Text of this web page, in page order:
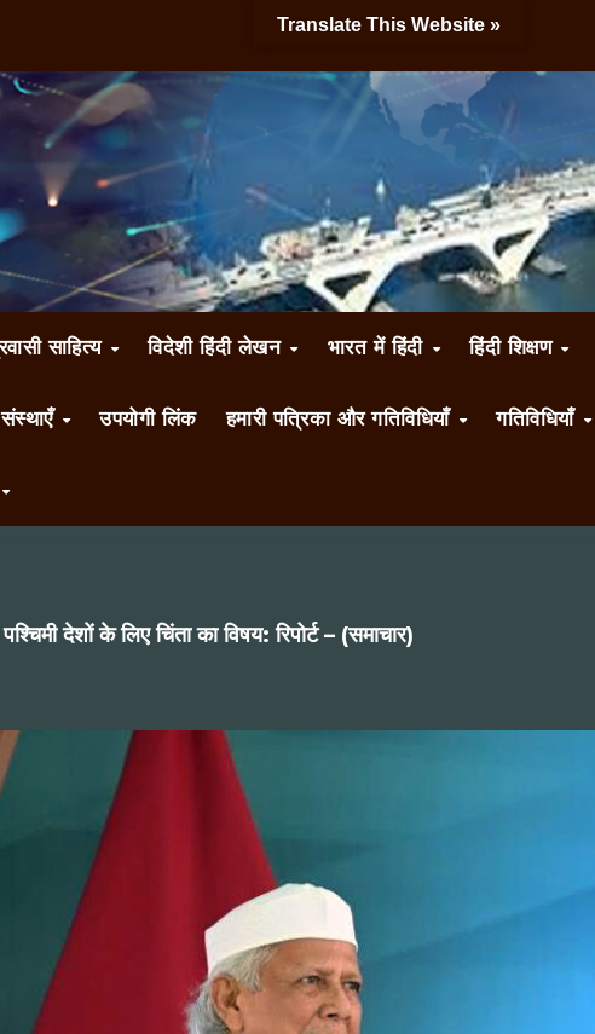
साहित्य विदेशी हिंदी लेखन भारत में हिंदी हिंदी शिक्षण
उपयोगी लिंक हमारी पत्रिका और गतिविधियाँ गतिविधियाँ
देशों के लिए चिंता का विषय: रिपोर्ट – (समाचार)
Translate This Website »